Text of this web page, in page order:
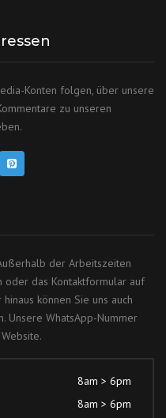
Konten folgen, über unsere
zu unseren
der Arbeitszeiten
oder das Kontaktformular auf
können Sie uns auch
Unsere WhatsApp-Nummer
8am > 6pm
8am > 6pm